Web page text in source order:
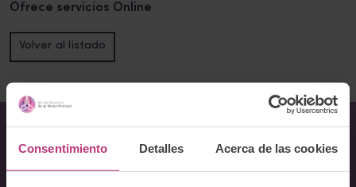
Consentimiento Detalles Acerca de las cookies
Ofrece servicios Online
Volver al listado